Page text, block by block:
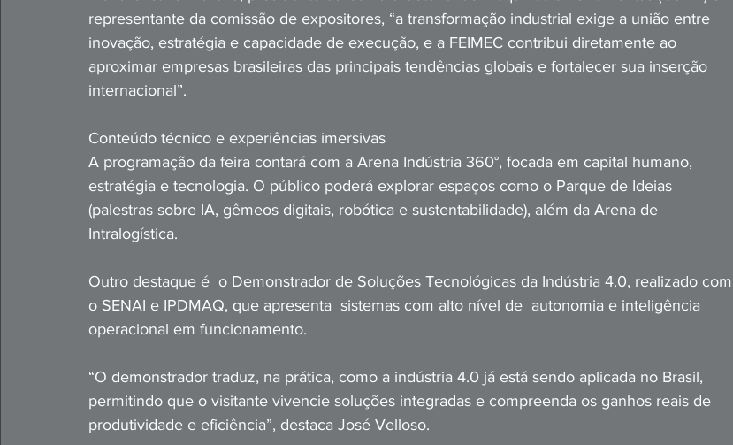
representante da comissão de expositores, “a transformação industrial exige a união entre
inovação, estratégia e capacidade de execução, e a FEIMEC contribui diretamente ao
aproximar empresas brasileiras das principais tendências globais e fortalecer sua inserção
internacional”.
Conteúdo técnico e experiências imersivas
A programação da feira contará com a Arena Indústria 360°, focada em capital humano,
estratégia e tecnologia. O público poderá explorar espaços como o Parque de Ideias
(palestras sobre IA, gêmeos digitais, robótica e sustentabilidade), além da Arena de
Intralogística.
Outro destaque é  o Demonstrador de Soluções Tecnológicas da Indústria 4.0, realizado com
o SENAI e IPDMAQ, que apresenta  sistemas com alto nível de  autonomia e inteligência
operacional em funcionamento.
“O demonstrador traduz, na prática, como a indústria 4.0 já está sendo aplicada no Brasil,
permitindo que o visitante vivencie soluções integradas e compreenda os ganhos reais de
produtividade e eficiência”, destaca José Velloso.